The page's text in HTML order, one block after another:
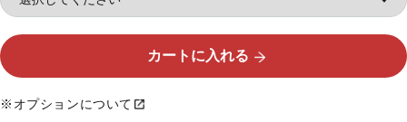
カートに入れる
※オプションについて